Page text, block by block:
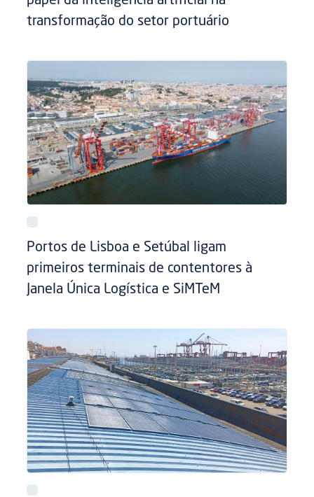
transformação do setor portuário
Portos de Lisboa e Setúbal ligam
primeiros terminais de contentores à
Janela Única Logística e SiMTeM